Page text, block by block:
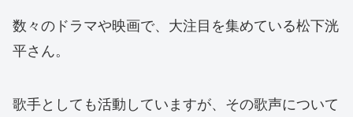
数々のドラマや映画で、大注目を集めている松下洸
平さん。
歌手としても活動していますが、その歌声について